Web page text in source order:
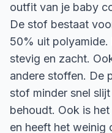
outfit van je baby
De stof bestaat
50% uit
stevig en zacht.
andere stoffen. De
stof minder snel
behoudt. Ook is
en heeft het weinig